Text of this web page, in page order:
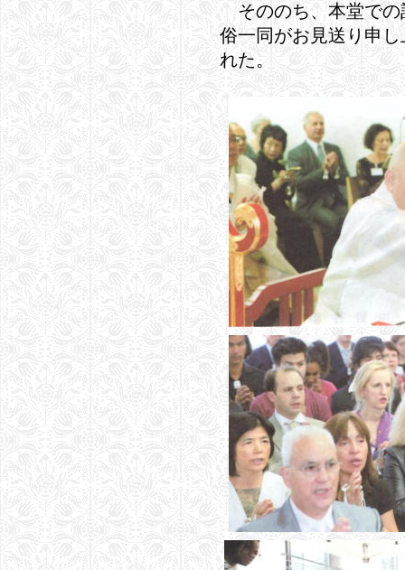
そののち、本堂での
俗一同がお見送り申
れた。